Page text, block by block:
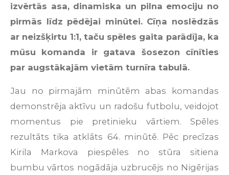
izvērtās asa, dinamiska un pilna emociju no
pirmās līdz pēdējai minūtei. Cīņa noslēdzās
ar neizšķirtu 1:1, taču spēles gaita parādīja, ka
mūsu komanda ir gatava šosezon cīnīties
par augstākajām vietām turnīra tabulā.
Jau no pirmajām minūtēm abas komandas
demonstrēja aktīvu un radošu futbolu, veidojot
momentus pie pretinieku vārtiem. Spēles
rezultāts tika atklāts 64. minūtē. Pēc precīzas
Kirila Markova piespēles no stūra sitiena
bumbu vārtos nogādāja uzbrucējs no Nigērijas